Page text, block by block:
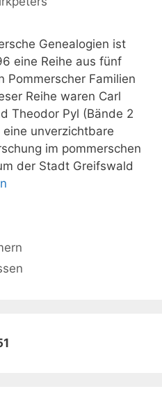
Genealogien ist
eine Reihe aus fünf
Pommerscher Familien
Reihe waren Carl
Theodor Pyl (Bände 2
unverzichtbare
im pommerschen
der Stadt Greifswald